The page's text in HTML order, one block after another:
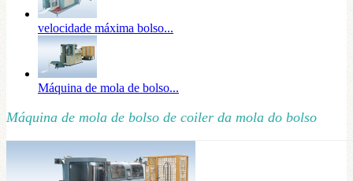
velocidade máxima bolso...
Máquina de mola de bolso...
Máquina de mola de bolso de coiler da mola do bolso